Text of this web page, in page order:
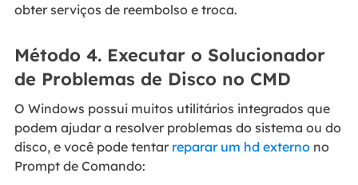
obter serviços de reembolso e troca.
Método 4. Executar o Solucionador
de Problemas de Disco no CMD
O Windows possui muitos utilitários integrados que
podem ajudar a resolver problemas do sistema ou do
disco, e você pode tentar reparar um hd externono
Prompt de Comando: